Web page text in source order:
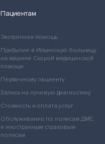
Пациентам
Экстренная помощь
Прибытие в Ильинскую больницу
на машине Скорой медицинской
помощи
Первичному пациенту
Запись на лучевую диагностику
Стоимость и оплата услуг
Обслуживание по полисам ДМС
и иностранным страховым
полисам